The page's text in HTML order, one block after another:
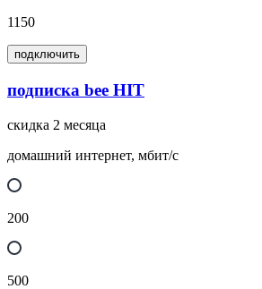
1150
подключить
подписка bee HIT
скидка 2 месяца
домашний интернет, мбит/с
200
500